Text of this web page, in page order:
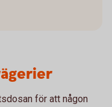
för att någon